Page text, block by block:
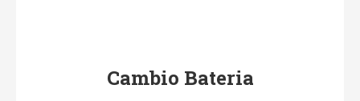
Cambio Bateria